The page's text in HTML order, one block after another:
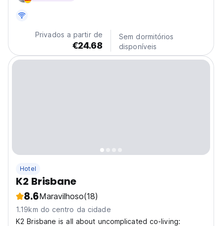
Privados a partir de
€24.68
Sem dormitórios
disponíveis
Hotel
K2 Brisbane
8.6Maravilhoso(18)
1.19km do centro da cidade
K2 Brisbane is all about uncomplicated co-living: